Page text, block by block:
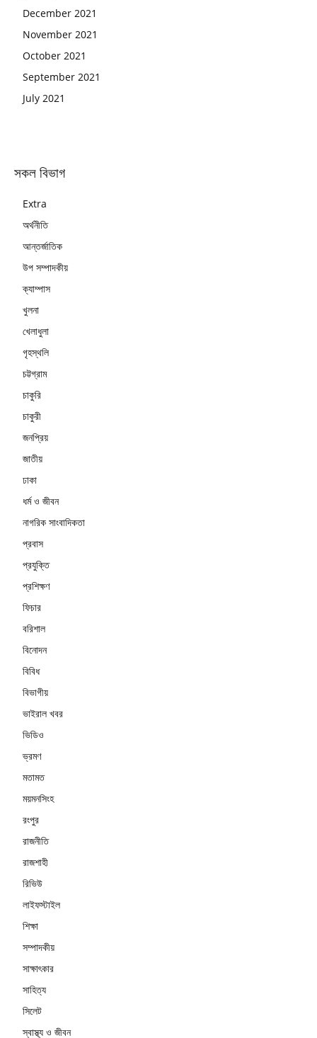
December 2021
November 2021
October 2021
September 2021
July 2021
সকল বিভাগ
Extra
অর্থনীতি
আন্তর্জাতিক
উপ সম্পাদকীয়
ক্যাম্পাস
খুলনা
খেলাধুলা
গৃহস্থলি
চট্টগ্রাম
চাকুরি
চাকুরী
জনপ্রিয়
জাতীয়
ঢাকা
ধর্ম ও জীবন
নাগরিক সাংবাদিকতা
প্রবাস
প্রযুক্তি
প্রশিক্ষণ
ফিচার
বরিশাল
বিনোদন
বিবিধ
বিভাগীয়
ভাইরাল খবর
ভিডিও
ভ্রমণ
মতামত
ময়মনসিংহ
রংপুর
রাজনীতি
রাজশাহী
রিভিউ
লাইফস্টাইল
শিক্ষা
সম্পাদকীয়
সাক্ষাৎকার
সাহিত্য
সিলেট
স্বাস্থ্য ও জীবন